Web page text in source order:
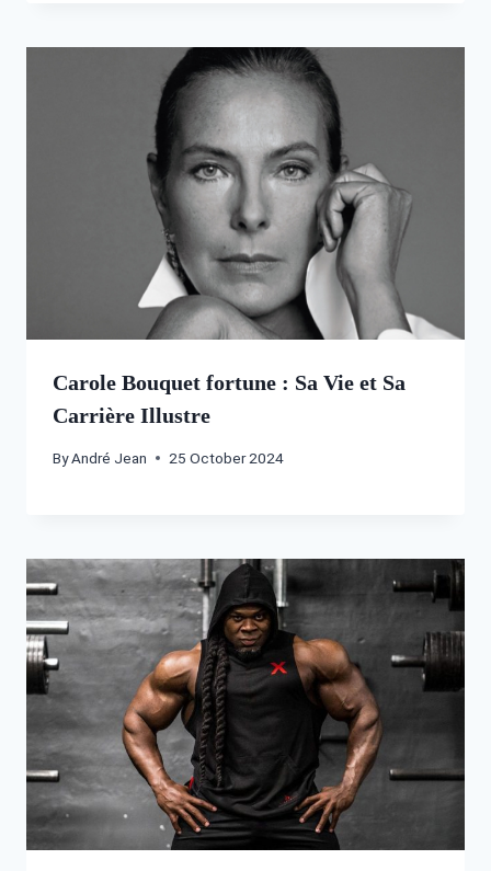
Carole Bouquet fortune : Sa Vie et Sa
Carrière Illustre
ByAndré Jean 25 October 2024